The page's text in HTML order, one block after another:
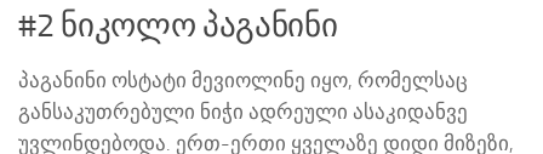
#2 ნიკოლო პაგანინი
პაგანინი ოსტატი მევიოლინე იყო, რომელსაც
განსაკუთრებული ნიჭი ადრეული ასაკიდანვე
უვლინდებოდა. ერთ-ერთი ყველაზე დიდი მიზეზი,